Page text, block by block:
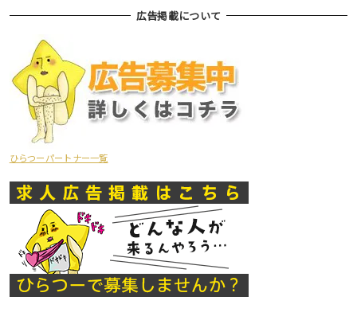
広告掲載について
ひらつーパートナー一覧